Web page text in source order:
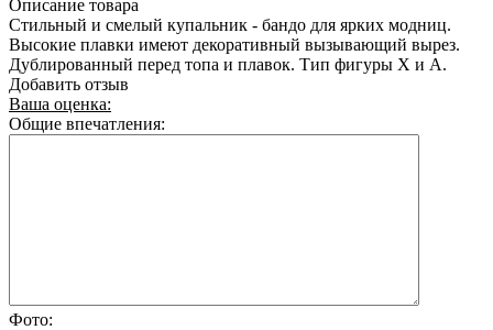
Описание товара
Стильный и смелый купальник - бандо для ярких модниц.
Высокие плавки имеют декоративный вызывающий вырез.
Дублированный перед топа и плавок. Тип фигуры Х и А.
Добавить отзыв
Ваша оценка:
Общие впечатления:
Фото: